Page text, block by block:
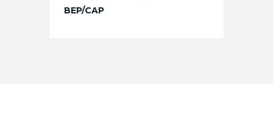
BEP/CAP